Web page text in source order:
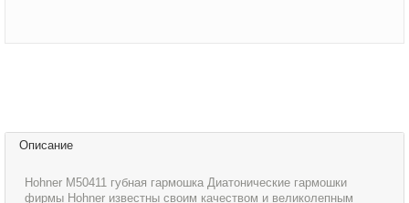
Описание
Hohner M50411 губная гармошка Диатонические гармошки
фирмы Hohner известны своим качеством и великолепным